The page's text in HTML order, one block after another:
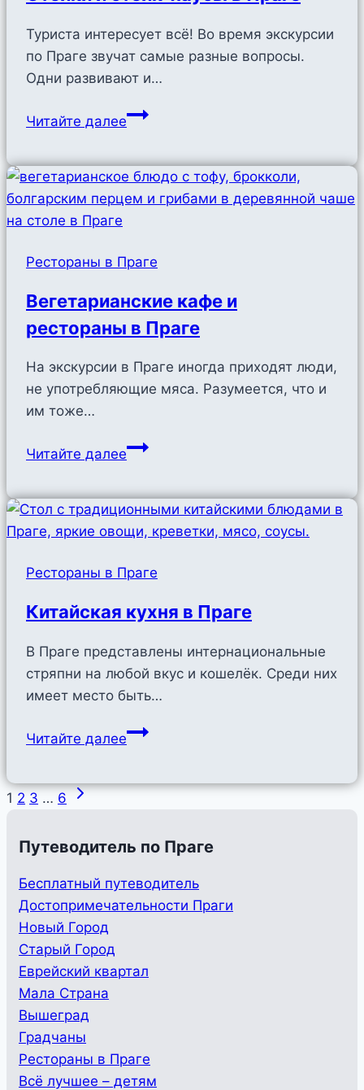
Туриста интересует всё! Во время экскурсии
по Праге звучат самые разные вопросы.
Одни развивают и…
Читайте далееСтейки
стейк-
хаусы
в
Рестораны в Праге
Вегетарианские кафе и
рестораны в Праге
На экскурсии в Праге иногда приходят люди,
не употребляющие мяса. Разумеется, что и
им тоже…
Читайте далееВегетарианские
и
рестораны
в
Рестораны в Праге
Китайская кухня в Праге
В Праге представлены интернациональные
стряпни на любой вкус и кошелёк. Среди них
имеет место быть…
Читайте далееКитайская
Навигация
страницам
1 2 3 … 6 Следующая
Путеводитель по Праге
Бесплатный путеводитель
Достопримечательности Праги
Новый Город
Старый Город
Еврейский квартал
Мала Страна
Вышеград
Градчаны
Рестораны в Праге
Всё лучшее – детям